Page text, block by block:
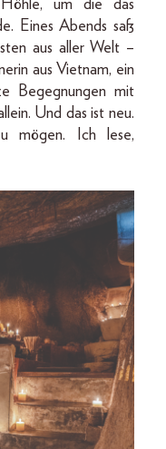
Höhle, um die das
Eines Abends saß
aus aller Welt –
aus Vietnam, ein
Begegnungen mit
Und das ist neu.
mögen. Ich lese,